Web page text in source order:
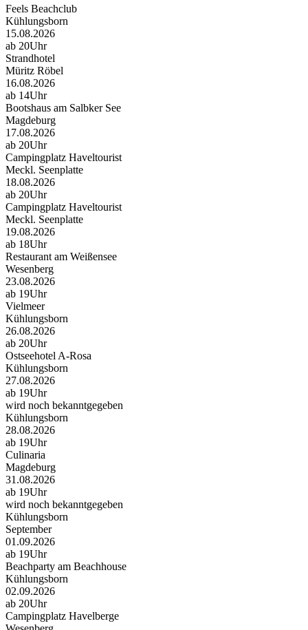
Feels Beachclub
Kühlungsborn
15.08.2026
ab 20Uhr
Strandhotel
Müritz Röbel
16.08.2026
ab 14Uhr
Bootshaus am Salbker See
Magdeburg
17.08.2026
ab 20Uhr
Campingplatz Haveltourist
Meckl. Seenplatte
18.08.2026
ab 20Uhr
Campingplatz Haveltourist
Meckl. Seenplatte
19.08.2026
ab 18Uhr
Restaurant am Weißensee
Wesenberg
23.08.2026
ab 19Uhr
Vielmeer
Kühlungsborn
26.08.2026
ab 20Uhr
Ostseehotel A-Rosa
Kühlungsborn
27.08.2026
ab 19Uhr
wird noch bekanntgegeben
Kühlungsborn
28.08.2026
ab 19Uhr
Culinaria
Magdeburg
31.08.2026
ab 19Uhr
wird noch bekanntgegeben
Kühlungsborn
September
01.09.2026
ab 19Uhr
Beachparty am Beachhouse
Kühlungsborn
02.09.2026
ab 20Uhr
Campingplatz Havelberge